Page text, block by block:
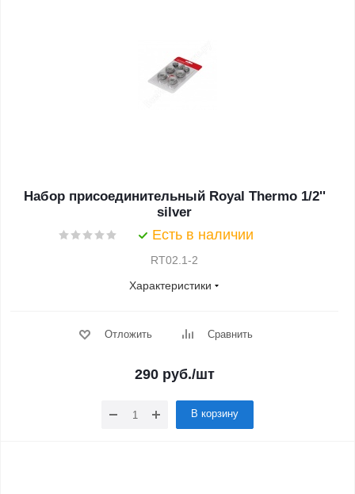
Набор присоединительный Royal Thermo 1/2''
silver
Есть в наличии
RT02.1-2
Характеристики
Отложить Сравнить
290 руб./шт
В корзину